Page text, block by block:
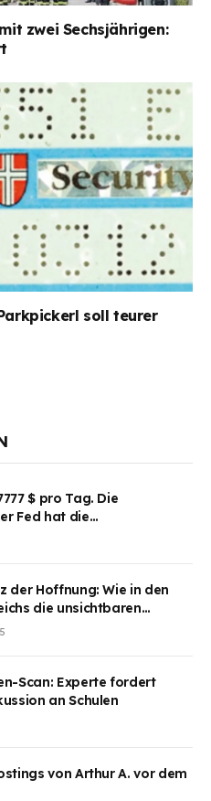
zwei Sechsjährigen:
soll teurer
$ pro Tag. Die
Fed hat die
des Marktes erregt.
der Hoffnung: Wie in den
die unsichtbaren
Scan: Experte fordert
an Schulen
von Arthur A. vor dem